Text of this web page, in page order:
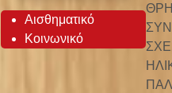
Αισθηματικό
Κοινωνικό